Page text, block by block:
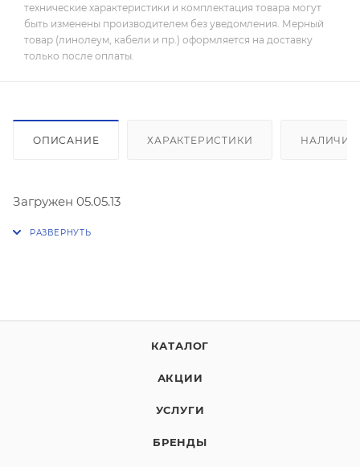
технические характеристики и комплектация товара могут
быть изменены производителем без уведомления. Мерный
товар (линолеум, кабели и пр.) оформляется на доставку
только после оплаты.
ОПИСАНИЕ ХАРАКТЕРИСТИКИ НАЛИЧИЕ
Загружен 05.05.13
КАТАЛОГ
АКЦИИ
УСЛУГИ
БРЕНДЫ